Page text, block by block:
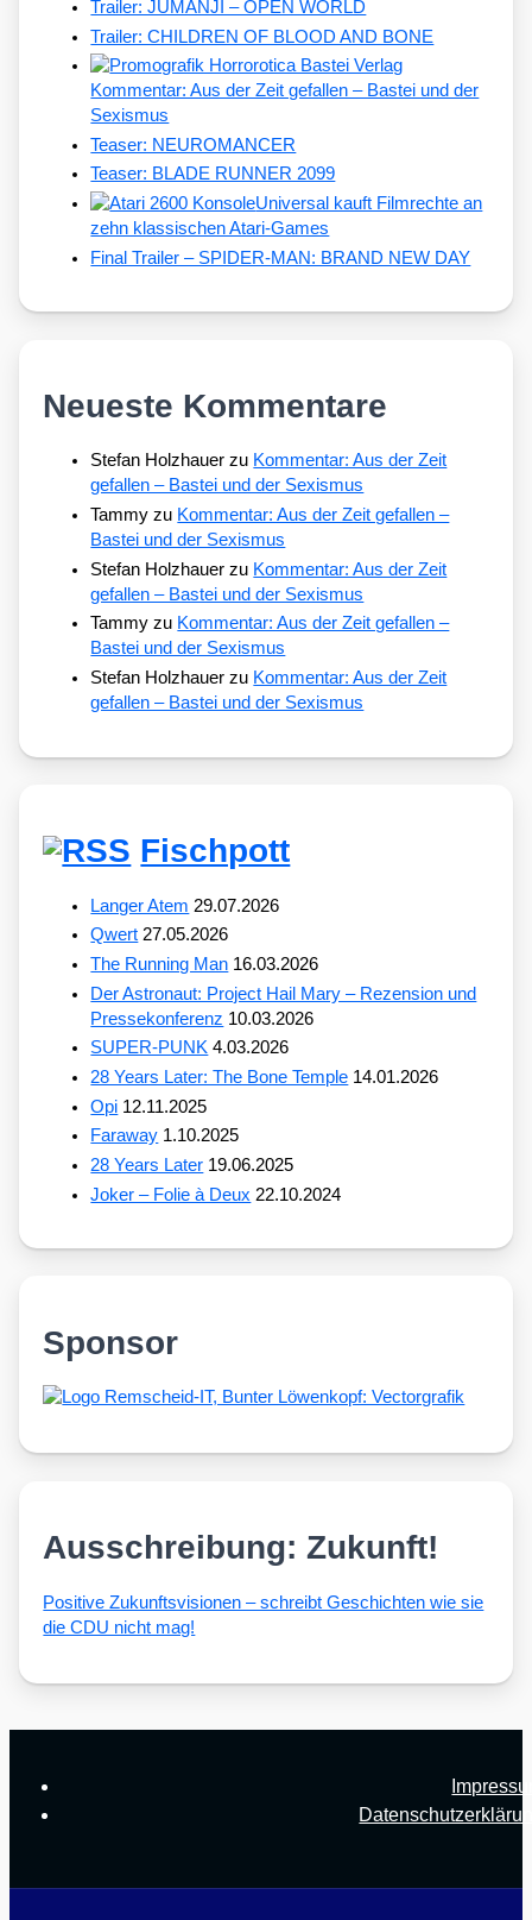
Trailer: JUMANJI – OPEN WORLD
Trailer: CHILDREN OF BLOOD AND BONE
Kommentar: Aus der Zeit gefallen – Bastei und der
Sexismus
Teaser: NEUROMANCER
Teaser: BLADE RUNNER 2099
Universal kauft Filmrechte an
zehn klassischen Atari-Games
Final Trailer – SPIDER-MAN: BRAND NEW DAY
Neueste Kommentare
Stefan Holzhauer zu Kommentar: Aus der Zeit
gefallen – Bastei und der Sexismus
Tammy zu Kommentar: Aus der Zeit gefallen –
Bastei und der Sexismus
Stefan Holzhauer zu Kommentar: Aus der Zeit
gefallen – Bastei und der Sexismus
Tammy zu Kommentar: Aus der Zeit gefallen –
Bastei und der Sexismus
Stefan Holzhauer zu Kommentar: Aus der Zeit
gefallen – Bastei und der Sexismus
Fischpott
Langer Atem 29.07.2026
Qwert 27.05.2026
The Running Man 16.03.2026
Der Astronaut: Project Hail Mary – Rezension und
Pressekonferenz 10.03.2026
SUPER-PUNK 4.03.2026
28 Years Later: The Bone Temple 14.01.2026
Opi 12.11.2025
Faraway 1.10.2025
28 Years Later 19.06.2025
Joker – Folie à Deux 22.10.2024
Sponsor
Ausschreibung: Zukunft!
Posi­ti­ve Zukunfts­vi­sio­nen – schreibt Geschich­ten wie sie
die CDU nicht mag!